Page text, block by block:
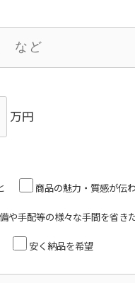
万円
商品の魅力・質感が伝
や手配等の様々な手間を省き
安く納品を希望